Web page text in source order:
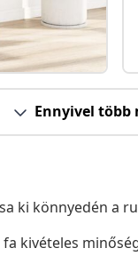
Ennyivel több
ki könnyedén a
kivételes